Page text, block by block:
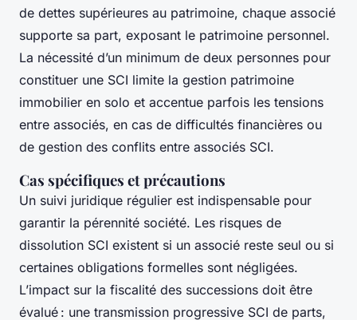
de dettes supérieures au patrimoine, chaque associé
supporte sa part, exposant le patrimoine personnel.
La nécessité d’un minimum de deux personnes pour
constituer une SCI limite la gestion patrimoine
immobilier en solo et accentue parfois les tensions
entre associés, en cas de difficultés financières ou
de gestion des conflits entre associés SCI.
Cas spécifiques et précautions
Un suivi juridique régulier est indispensable pour
garantir la pérennité société. Les risques de
dissolution SCI existent si un associé reste seul ou si
certaines obligations formelles sont négligées.
L’impact sur la fiscalité des successions doit être
évalué : une transmission progressive SCI de parts,